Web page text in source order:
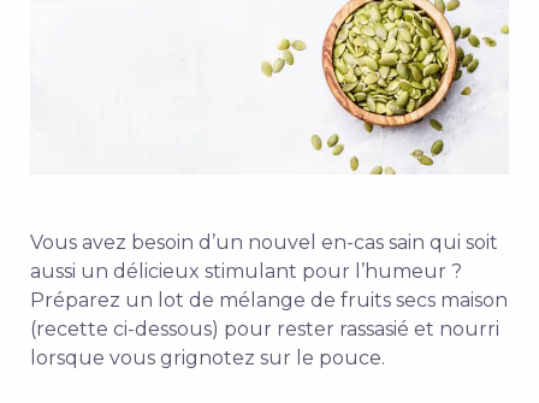
Vous avez besoin d’un nouvel en-cas sain qui soit
aussi un délicieux stimulant pour l’humeur ?
Préparez un lot de mélange de fruits secs maison
(recette ci-dessous) pour rester rassasié et nourri
lorsque vous grignotez sur le pouce.